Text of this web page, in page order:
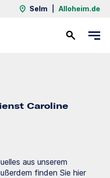
Selm Alloheim.de
Caroline
aus unserem
finden Sie hier